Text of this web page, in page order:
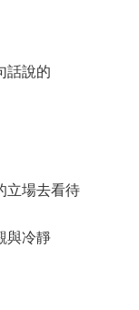
話說的
立場去看待
與冷靜